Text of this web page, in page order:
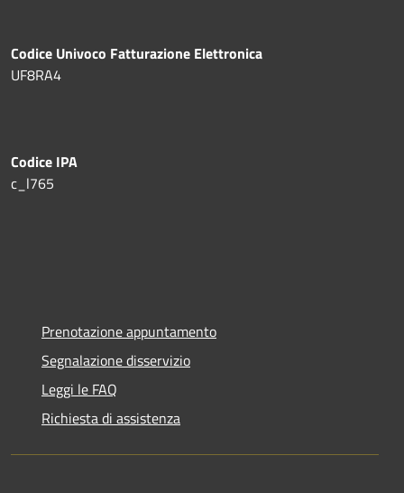
Codice Univoco Fatturazione Elettronica
UF8RA4
Codice IPA
c_l765
Prenotazione appuntamento
Segnalazione disservizio
Leggi le FAQ
Richiesta di assistenza